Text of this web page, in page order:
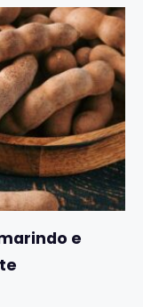
e